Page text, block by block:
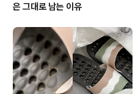
은 그대로 남는 이유